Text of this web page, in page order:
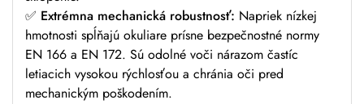
✅ Extrémna mechanická robustnosť: Napriek nízkej
hmotnosti spĺňajú okuliare prísne bezpečnostné normy
EN 166 a EN 172. Sú odolné voči nárazom častíc
letiacich vysokou rýchlosťou a chránia oči pred
mechanickým poškodením.